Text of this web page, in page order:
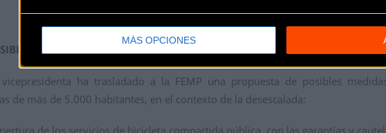
MÁS OPCIONES
MEDIDAS
ha trasladado a la FEMP una propuesta de posibles
de más de 5.000 habitantes, en el contexto de la desescalada: